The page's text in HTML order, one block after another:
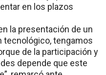
en los plazos
la presentación de un
tecnológico, tengamos
de la participación y
depende que este